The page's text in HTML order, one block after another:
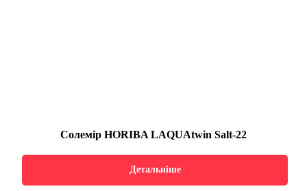
Солемір HORIBA LAQUAtwin Salt-22
Детальніше